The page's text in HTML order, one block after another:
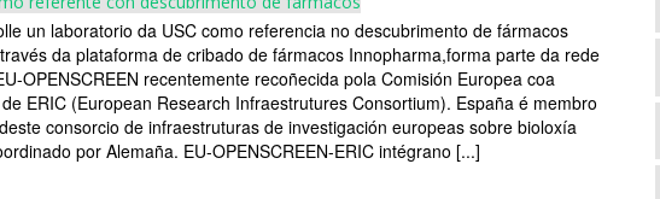
un laboratorio da USC como referencia no descubrimento de fármacos
da plataforma de cribado de fármacos Innopharma,forma parte da rede
OPENSCREEN recentemente recoñecida pola Comisión Europea coa
ERIC (European Research Infraestrutures Consortium). España é membro
consorcio de infraestruturas de investigación europeas sobre bioloxía
por Alemaña. EU-OPENSCREEN-ERIC intégrano [...]